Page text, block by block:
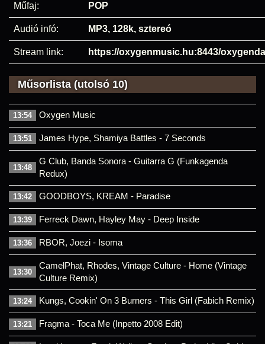
Műfaj: POP
Audió infó: MP3, 128k, sztereó
Stream link: https://oxygenmusic.hu:8443/
Műsorlista (utolsó 10)
13:54 Oxygen Music
13:51 James Hype, Shamiya Battles - 7 Seconds
13:48
G Club, Banda Sonora - Guitarra G (Funkagenda
Redux)
13:42 GOODBOYS, KREAM - Paradise
13:39 Ferreck Dawn, Hayley May - Deep Inside
13:36 RBOR, Joezi - Isoma
13:30
CamelPhat, Rhodes, Vintage Culture - Home (Vintage
Culture Remix)
13:24 Kungs, Cookin' On 3 Burners - This Girl (Fabich Remix)
13:21 Fragma - Toca Me (Inpetto 2008 Edit)